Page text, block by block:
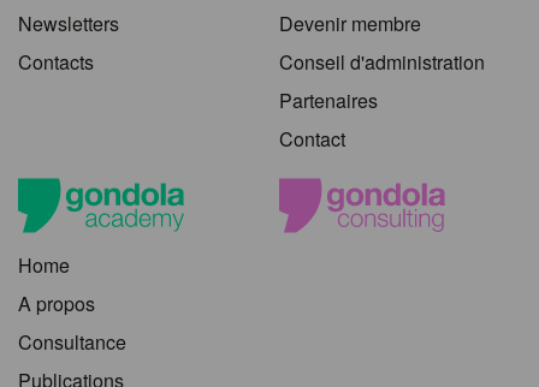
Newsletters
Contacts
Devenir membre
Conseil d'administration
Partenaires
Contact
Home
A propos
Consultance
Publications